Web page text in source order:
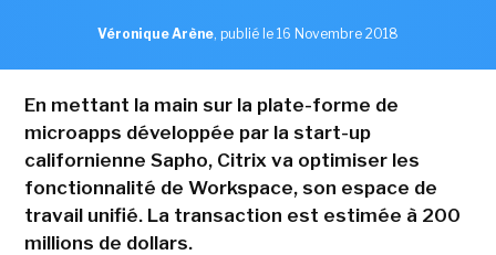
Véronique Arène, publié le 16 Novembre 2018
En mettant la main sur la plate-forme de
microapps développée par la start-up
californienne Sapho, Citrix va optimiser les
fonctionnalité de Workspace, son espace de
travail unifié. La transaction est estimée à 200
millions de dollars.